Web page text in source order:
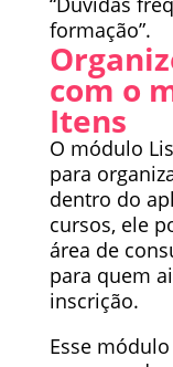
formação”.
com o
Itens
O módulo
para
dentro do
cursos, ele
área de
para quem
inscrição.
Esse